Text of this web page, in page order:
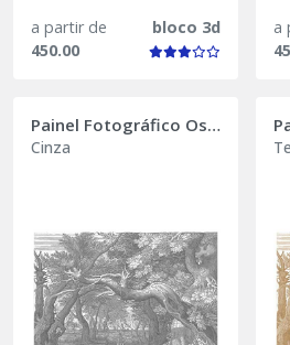
a partir de
450.00
bloco 3d
a
Painel Fotográfico Oslo
Cinza